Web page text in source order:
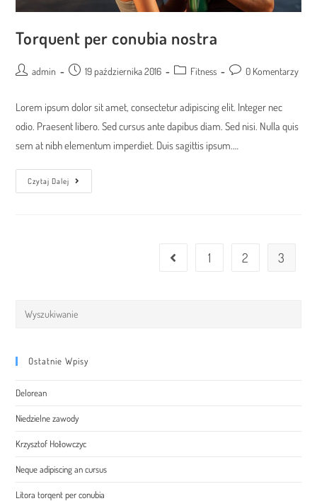
Torquent per conubia nostra
Post admin
Post 19 października 2016
Post Fitness
Post 0 Komentarzy
Lorem ipsum dolor sit amet, consectetur adipiscing elit. Integer nec
odio. Praesent libero. Sed cursus ante dapibus diam. Sed nisi. Nulla quis
sem at nibh elementum imperdiet. Duis sagittis ipsum.…
Czytaj Dalej
Torquent
Per
Go to the previous page
1 2 3
Search
Ostatnie Wpisy
Delorean
Niedzielne zawody
Krzysztof Hołowczyc
Neque adipiscing an cursus
Litora torqent per conubia